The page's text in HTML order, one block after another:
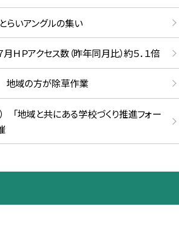
らいアングルの集い
ＨＰアクセス数（昨年同月比）約５．１倍
地域の方が除草作業
「地域と共にある学校づくり推進フォー